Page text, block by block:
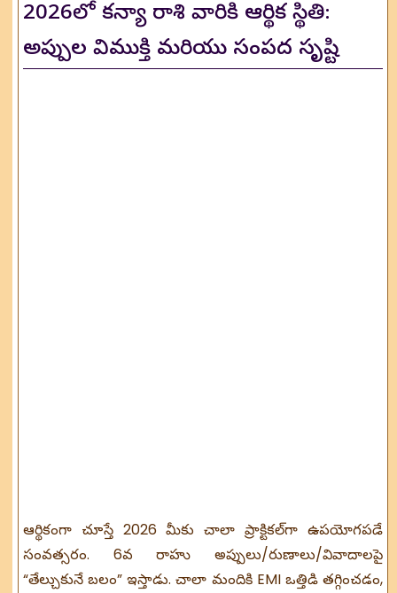
2026లో కన్యా రాశి వారికి ఆర్థిక స్థితి:
అప్పుల విముక్తి మరియు సంపద సృష్టి
ఆర్థికంగా చూస్తే 2026 మీకు చాలా ప్రాక్టికల్‌గా ఉపయోగపడే
సంవత్సరం. 6వ రాహు అప్పులు/రుణాలు/వివాదాలపై
“తేల్చుకునే బలం” ఇస్తాడు. చాలా మందికి EMI ఒత్తిడి తగ్గించడం,